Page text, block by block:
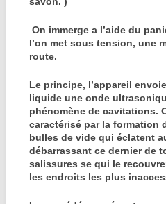
On immerge a l’aide du
l’on met sous tension, une
route.
Le principe, l’appareil
liquide une onde
phénomène de cavitations.
caractérisé par la formation
bulles de vide qui éclatent
débarrassant ce dernier de
salissures se qui le
les endroits les plus